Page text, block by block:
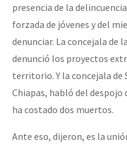
presencia de la
forzada de jóvenes y del
denunciar. La concejala de
denunció los proyectos
territorio. Y la concejala de
Chiapas, habló del despojo
ha costado dos muertos.
Ante eso, dijeron, es la